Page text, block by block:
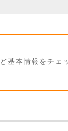
基本情報をチェ